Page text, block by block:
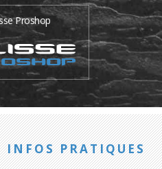
Proshop
INFOS PRATIQUES